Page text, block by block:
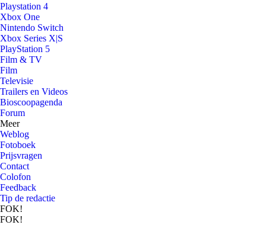
Playstation 4
Xbox One
Nintendo Switch
Xbox Series X|S
PlayStation 5
Film & TV
Film
Televisie
Trailers en Videos
Bioscoopagenda
Forum
Meer
Weblog
Fotoboek
Prijsvragen
Contact
Colofon
Feedback
Tip de redactie
FOK!
FOK!